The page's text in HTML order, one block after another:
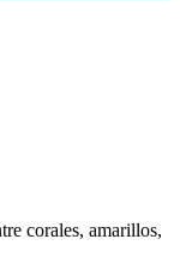
corales, amarillos,